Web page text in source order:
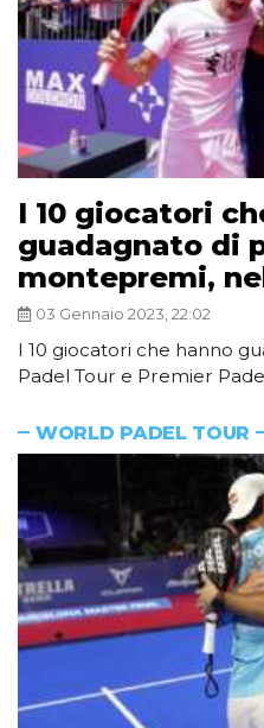
I 10 giocatori
guadagnato di
montepremi,
03 Gennaio 2023, 22:02
I 10 giocatori che hanno
Padel Tour e Premier
WORLD PADEL TOUR